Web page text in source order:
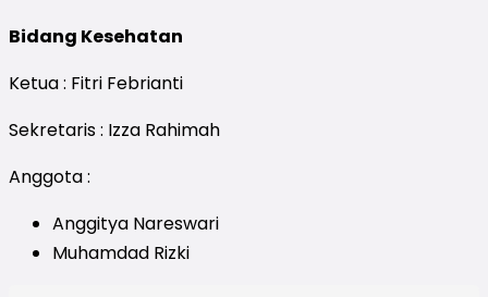
Bidang Kesehatan
Ketua : Fitri Febrianti
Sekretaris : Izza Rahimah
Anggota :
Anggitya Nareswari
Muhamdad Rizki